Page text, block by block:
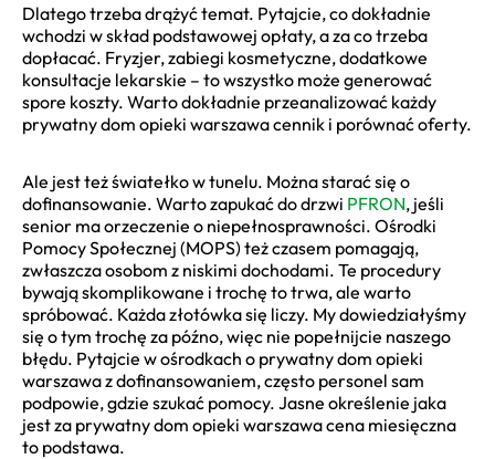
Dlatego trzeba drążyć temat. Pytajcie, co dokładnie
wchodzi w skład podstawowej opłaty, a za co trzeba
dopłacać. Fryzjer, zabiegi kosmetyczne, dodatkowe
konsultacje lekarskie – to wszystko może generować
spore koszty. Warto dokładnie przeanalizować każdy
prywatny dom opieki warszawa cennik i porównać oferty.
Ale jest też światełko w tunelu. Można starać się o
dofinansowanie. Warto zapukać do drzwi PFRON, jeśli
senior ma orzeczenie o niepełnosprawności. Ośrodki
Pomocy Społecznej (MOPS) też czasem pomagają,
zwłaszcza osobom z niskimi dochodami. Te procedury
bywają skomplikowane i trochę to trwa, ale warto
spróbować. Każda złotówka się liczy. My dowiedziałyśmy
się o tym trochę za późno, więc nie popełnijcie naszego
błędu. Pytajcie w ośrodkach o prywatny dom opieki
warszawa z dofinansowaniem, często personel sam
podpowie, gdzie szukać pomocy. Jasne określenie jaka
jest za prywatny dom opieki warszawa cena miesięczna
to podstawa.